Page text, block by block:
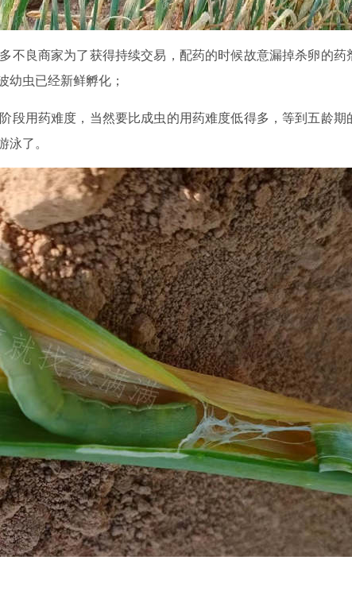
不良商家为了获得持续交易，配药的时候故意漏掉杀卵的药
幼虫已经新鲜孵化；
段用药难度，当然要比成虫的用药难度低得多，等到五龄期
了。